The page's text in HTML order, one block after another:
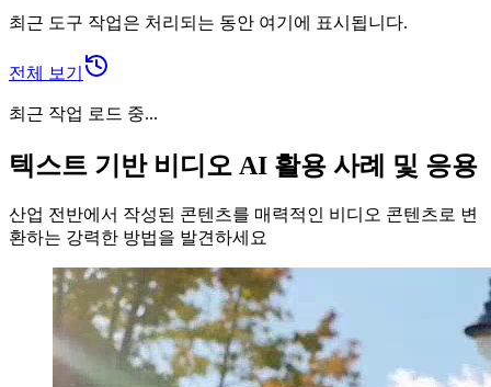
최근 도구 작업은 처리되는 동안 여기에 표시됩니다.
전체 보기
최근 작업 로드 중...
텍스트 기반 비디오 AI 활용 사례 및 응용
산업 전반에서 작성된 콘텐츠를 매력적인 비디오 콘텐츠로 변
환하는 강력한 방법을 발견하세요